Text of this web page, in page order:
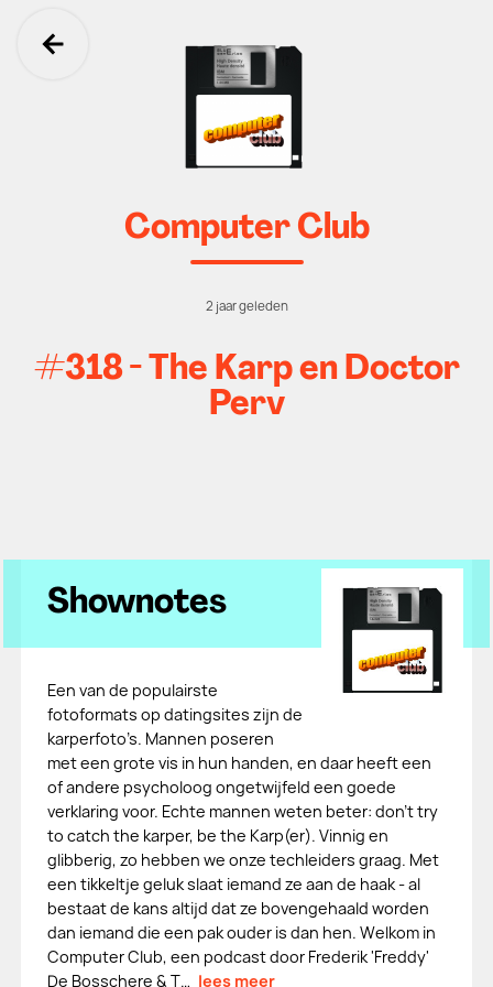
Ga terug
Computer Club
2 jaar geleden
#318 - The Karp en Doctor
Perv
Shownotes
Een van de populairste
fotoformats op datingsites zijn de
karperfoto’s. Mannen poseren
met een grote vis in hun handen, en daar heeft een
of andere psycholoog ongetwijfeld een goede
verklaring voor. Echte mannen weten beter: don’t try
to catch the karper, be the Karp(er). Vinnig en
glibberig, zo hebben we onze techleiders graag. Met
een tikkeltje geluk slaat iemand ze aan de haak - al
bestaat de kans altijd dat ze bovengehaald worden
dan iemand die een pak ouder is dan hen. Welkom in
Computer Club, een podcast door Frederik 'Freddy'
De Bosschere & T… lees meer